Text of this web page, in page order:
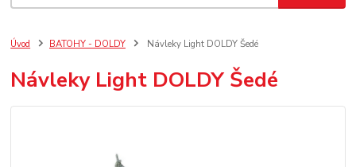
Úvod BATOHY - DOLDY Návleky Light DOLDY Šedé
Návleky Light DOLDY Šedé